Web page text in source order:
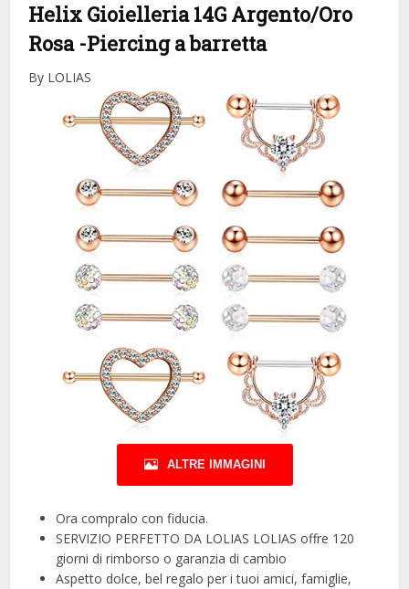
Helix Gioielleria 14G Argento/Oro
Rosa -Piercing a barretta
By LOLIAS
ALTRE IMMAGINI
Ora compralo con fiducia.
SERVIZIO PERFETTO DA LOLIAS LOLIAS offre 120
giorni di rimborso o garanzia di cambio
Aspetto dolce, bel regalo per i tuoi amici, famiglie,